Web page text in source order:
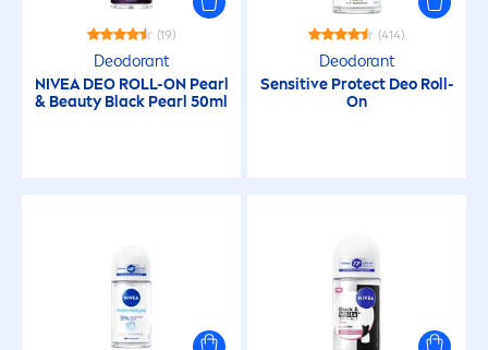
(19)
Deodorant
NIVEADEO ROLL-ON Pearl
& Beauty Black Pearl 50ml
(414)
Deodorant
Sensitive ProtectDeo Roll-
On